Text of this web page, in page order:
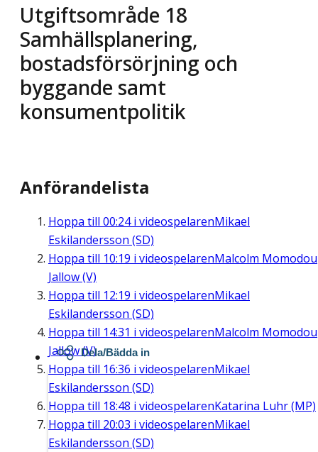
Utgiftsområde 18
Samhällsplanering,
bostadsförsörjning och
byggande samt
konsumentpolitik
Anförandelista
Hoppa till 00:24i videospelarenMikael
Eskilandersson (SD)
Hoppa till 10:19 i videospelarenMalcolm Momodou
Jallow (V)
Hoppa till 12:19 i videospelarenMikael
Eskilandersson (SD)
Hoppa till 14:31 i videospelarenMalcolm Momodou
Jallow (V)
Hoppa till 16:36 i videospelarenMikael
Eskilandersson (SD)
Hoppa till 18:48 i videospelarenKatarina Luhr (MP)
Hoppa till 20:03 i videospelarenMikael
Eskilandersson (SD)
Dela/Bädda in